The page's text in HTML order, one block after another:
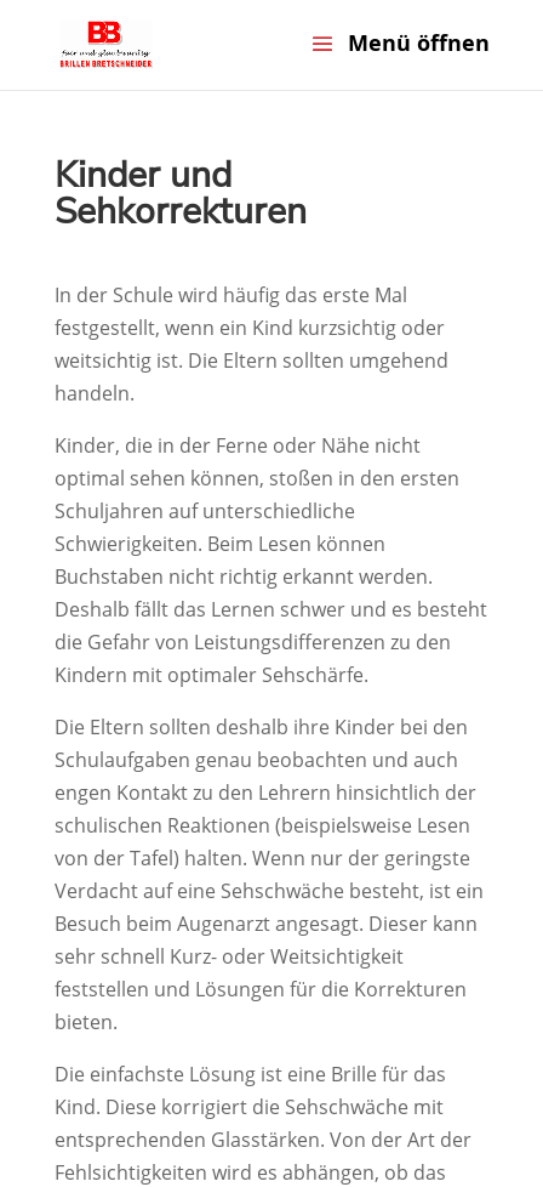
Kinder und
Sehkorrekturen
In der Schule wird häufig das erste Mal
festgestellt, wenn ein Kind kurzsichtig oder
weitsichtig ist. Die Eltern sollten umgehend
handeln.
Kinder, die in der Ferne oder Nähe nicht
optimal sehen können, stoßen in den ersten
Schuljahren auf unterschiedliche
Schwierigkeiten. Beim Lesen können
Buchstaben nicht richtig erkannt werden.
Deshalb fällt das Lernen schwer und es besteht
die Gefahr von Leistungsdifferenzen zu den
Kindern mit optimaler Sehschärfe.
Die Eltern sollten deshalb ihre Kinder bei den
Schulaufgaben genau beobachten und auch
engen Kontakt zu den Lehrern hinsichtlich der
schulischen Reaktionen (beispielsweise Lesen
von der Tafel) halten. Wenn nur der geringste
Verdacht auf eine Sehschwäche besteht, ist ein
Besuch beim Augenarzt angesagt. Dieser kann
sehr schnell Kurz- oder Weitsichtigkeit
feststellen und Lösungen für die Korrekturen
bieten.
Die einfachste Lösung ist eine Brille für das
Kind. Diese korrigiert die Sehschwäche mit
entsprechenden Glasstärken. Von der Art der
Fehlsichtigkeiten wird es abhängen, ob das